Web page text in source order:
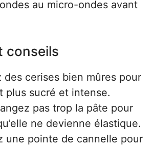
au micro-ondes avant
conseils
des cerises bien mûres pour
plus sucré et intense.
pas trop la pâte pour
ne devienne élastique.
une pointe de cannelle pour